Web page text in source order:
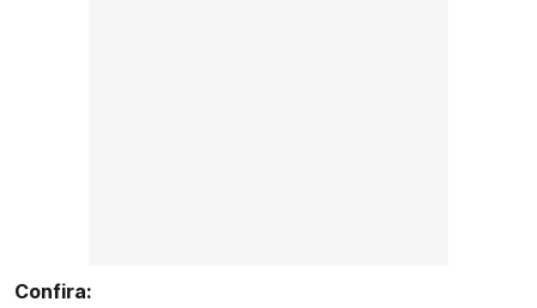
Confira: